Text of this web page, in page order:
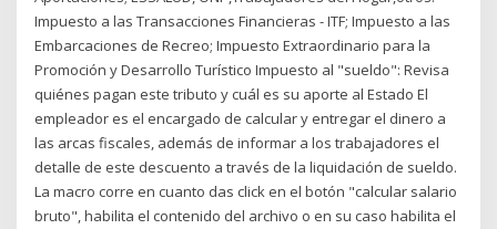
Impuesto a las Transacciones Financieras - ITF; Impuesto a las
Embarcaciones de Recreo; Impuesto Extraordinario para la
Promoción y Desarrollo Turístico Impuesto al "sueldo": Revisa
quiénes pagan este tributo y cuál es su aporte al Estado El
empleador es el encargado de calcular y entregar el dinero a
las arcas fiscales, además de informar a los trabajadores el
detalle de este descuento a través de la liquidación de sueldo.
La macro corre en cuanto das click en el botón "calcular salario
bruto", habilita el contenido del archivo o en su caso habilita el